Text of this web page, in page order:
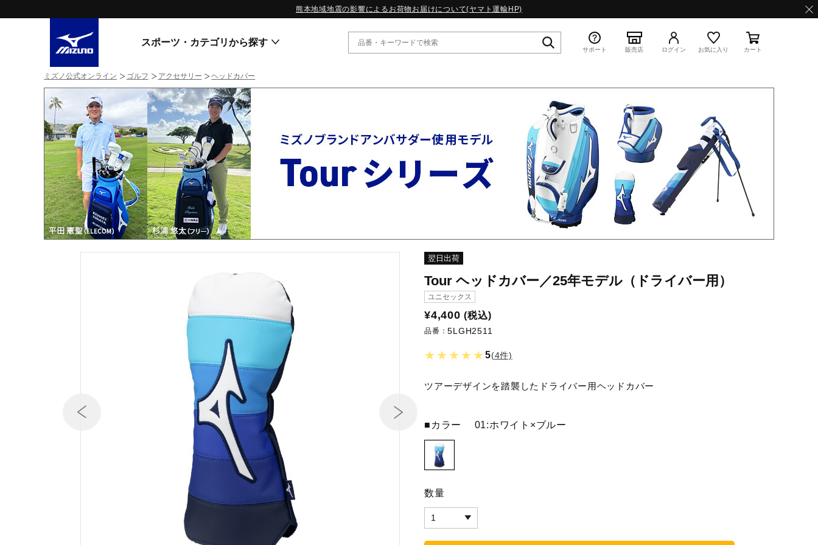
熊本地域地震の影響によるお荷物お届けについて(ヤマト運輸HP)
スポーツ・カテゴリから探す
スニーカー
ライフスタイルウエア
ランニング
サッカー／フットサル
トレーニング
野球
ゴルフ
ウィンタースポーツ
スニーカー
すべてのシリーズ
WAVE PROPHECY
MORELIA LS
WAVE RIDER
MXR
ゴアテックス
コラボレーション
その他シリーズ
MORELIA LS｜特集
WP MAGIC MITA｜特集
WP STRAP｜特集
特集
WAVE PROPHECY 13.2
サポート 販売店 ログイン お気に入り カート
ミズノ公式オンライン ゴルフ アクセサリー ヘッドカバー
翌日出荷
Tour ヘッドカバー／25年モデル（ドライバー用）
ユニセックス
¥4,400 (税込)
品番：5LGH2511
★★★★★5(4件)
ツアーデザインを踏襲したドライバー用ヘッドカバー
■カラー 01:ホワイト×ブルー
数量